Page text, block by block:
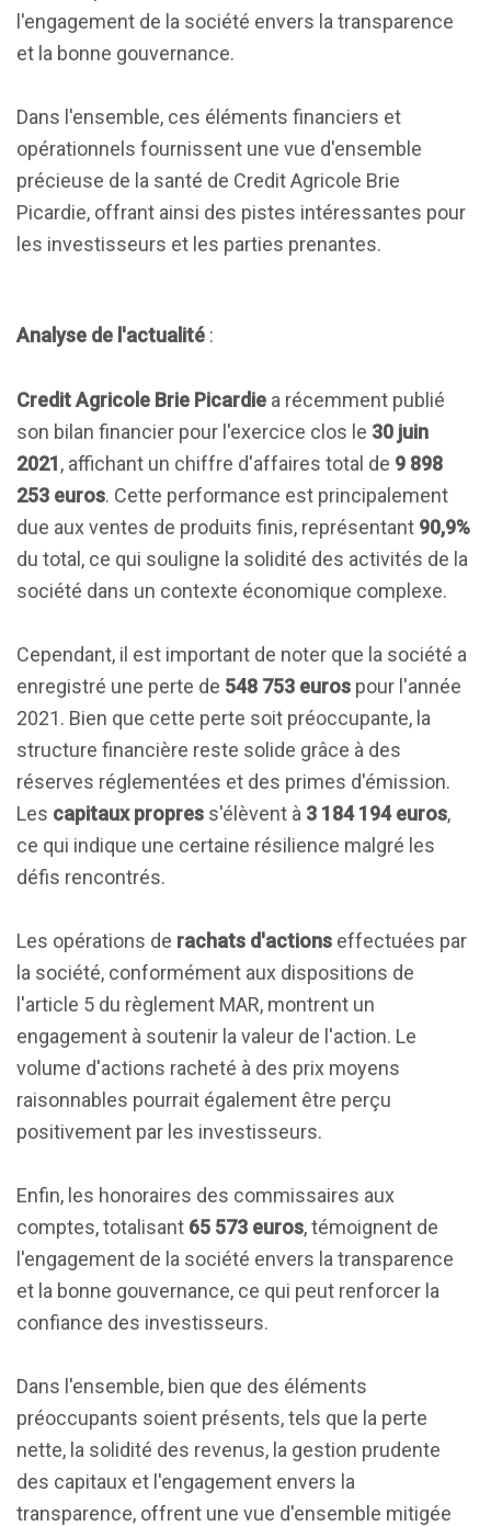
l'engagement de la société envers la transparence
et la bonne gouvernance.
Dans l'ensemble, ces éléments financiers et
opérationnels fournissent une vue d'ensemble
précieuse de la santé de Credit Agricole Brie
Picardie, offrant ainsi des pistes intéressantes pour
les investisseurs et les parties prenantes.
Analyse de l'actualité :
Credit Agricole Brie Picardie a récemment publié
son bilan financier pour l'exercice clos le 30 juin
2021, affichant un chiffre d'affaires total de 9 898
253 euros. Cette performance est principalement
due aux ventes de produits finis, représentant 90,9%
du total, ce qui souligne la solidité des activités de la
société dans un contexte économique complexe.
Cependant, il est important de noter que la société a
enregistré une perte de 548 753 euros pour l'année
2021. Bien que cette perte soit préoccupante, la
structure financière reste solide grâce à des
réserves réglementées et des primes d'émission.
Les capitaux propres s'élèvent à 3 184 194 euros,
ce qui indique une certaine résilience malgré les
défis rencontrés.
Les opérations de rachats d'actions effectuées par
la société, conformément aux dispositions de
l'article 5 du règlement MAR, montrent un
engagement à soutenir la valeur de l'action. Le
volume d'actions racheté à des prix moyens
raisonnables pourrait également être perçu
positivement par les investisseurs.
Enfin, les honoraires des commissaires aux
comptes, totalisant 65 573 euros, témoignent de
l'engagement de la société envers la transparence
et la bonne gouvernance, ce qui peut renforcer la
confiance des investisseurs.
Dans l'ensemble, bien que des éléments
préoccupants soient présents, tels que la perte
nette, la solidité des revenus, la gestion prudente
des capitaux et l'engagement envers la
transparence, offrent une vue d'ensemble mitigée